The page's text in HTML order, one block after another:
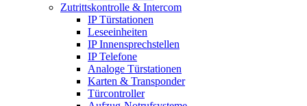
Zutrittskontrolle & Intercom
IP Türstationen
Leseeinheiten
IP Innensprechstellen
IP Telefone
Analoge Türstationen
Karten & Transponder
Türcontroller